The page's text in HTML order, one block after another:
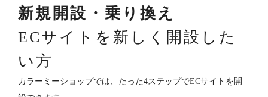
新規開設・乗り換え
ECサイトを新しく開設した
い方
カラーミーショップでは、たった4ステップでECサイトを開